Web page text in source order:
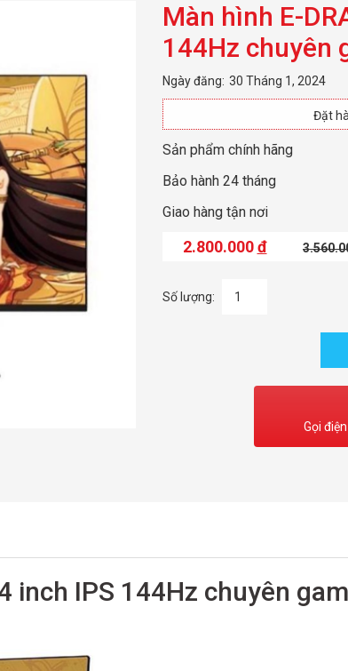
Màn hình E-
144Hz chuyên
Ngày đăng: 30 Tháng 1, 2024
Đặt
Sản phẩm chính hãng
Bảo hành 24 tháng
Giao hàng tận nơi
2.800.000đ
Số lượng:
Gọi
inch IPS 144Hz chuyên